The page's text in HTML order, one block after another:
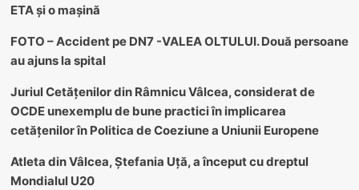
ETA și o mașină
FOTO – Accident pe DN7 -VALEA OLTULUI. Două persoane
au ajuns la spital
Juriul Cetățenilor din Râmnicu Vâlcea, considerat de
OCDE unexemplu de bune practici în implicarea
cetățenilor în Politica de Coeziune a Uniunii Europene
Atleta din Vâlcea, Ștefania Uță, a început cu dreptul
Mondialul U20